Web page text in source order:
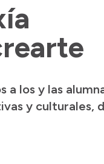
los y las
y culturales,